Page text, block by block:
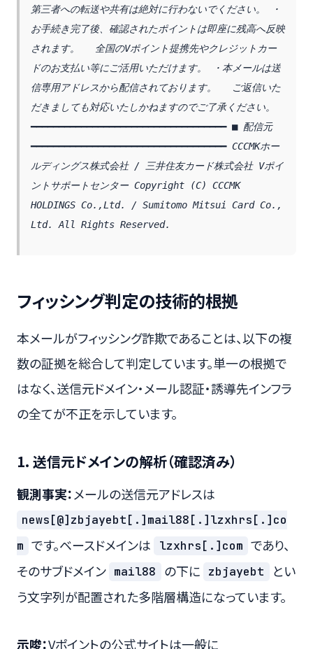
第三者への転送や共有は絶対に行わないでください。 ・
お手続き完了後、確認されたポイントは即座に残高へ反映
されます。 　全国のVポイント提携先やクレジットカー
ドのお支払い等にご活用いただけます。 ・本メールは送
信専用アドレスから配信されております。 　ご返信いた
だきましても対応いたしかねますのでご了承ください。
━━━━━━━━━━━━━━━━━━━━━━━━━━━━━━━━━━━ ■ 配信元
━━━━━━━━━━━━━━━━━━━━━━━━━━━━━━━━━━━ CCCMKホー
ルディングス株式会社 / 三井住友カード株式会社 Vポイ
ントサポートセンター Copyright (C) CCCMK
HOLDINGS Co.,Ltd. / Sumitomo Mitsui Card Co.,
Ltd. All Rights Reserved.
フィッシング判定の技術的根拠
本メールがフィッシング詐欺であることは、以下の複
数の証拠を総合して判定しています。単一の根拠で
はなく、送信元ドメイン・メール認証・誘導先インフラ
の全てが不正を示しています。
1. 送信元ドメインの解析（確認済み）
観測事実：メールの送信元アドレスは
news[@]zbjayebt[.]mail88[.]lzxhrs[.]co
m です。ベースドメインは lzxhrs[.]com であり、
そのサブドメイン mail88 の下に zbjayebt
とい
う文字列が配置された多階層構造になっています。
示唆：Vポイントの公式サイトは一般に